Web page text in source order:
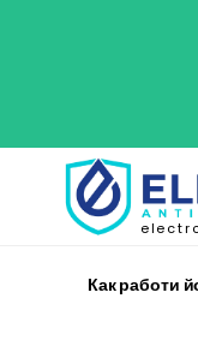
Как работи